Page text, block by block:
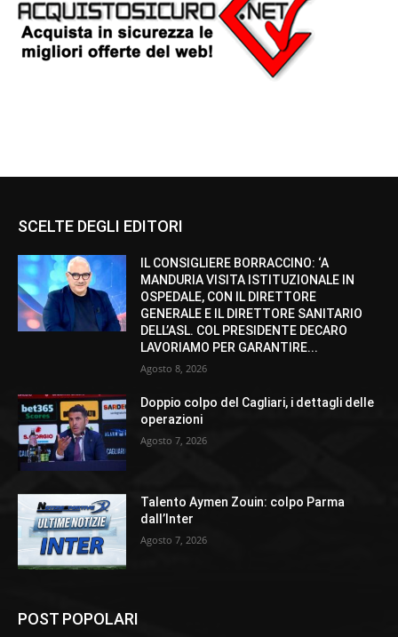
SCELTE DEGLI EDITORI
IL CONSIGLIERE BORRACCINO: ‘A
MANDURIA VISITA ISTITUZIONALE IN
OSPEDALE, CON IL DIRETTORE
GENERALE E IL DIRETTORE SANITARIO
DELL’ASL. COL PRESIDENTE DECARO
LAVORIAMO PER GARANTIRE...
Agosto 8, 2026
Doppio colpo del Cagliari, i dettagli delle
operazioni
Agosto 7, 2026
Talento Aymen Zouin: colpo Parma
dall’Inter
Agosto 7, 2026
POST POPOLARI